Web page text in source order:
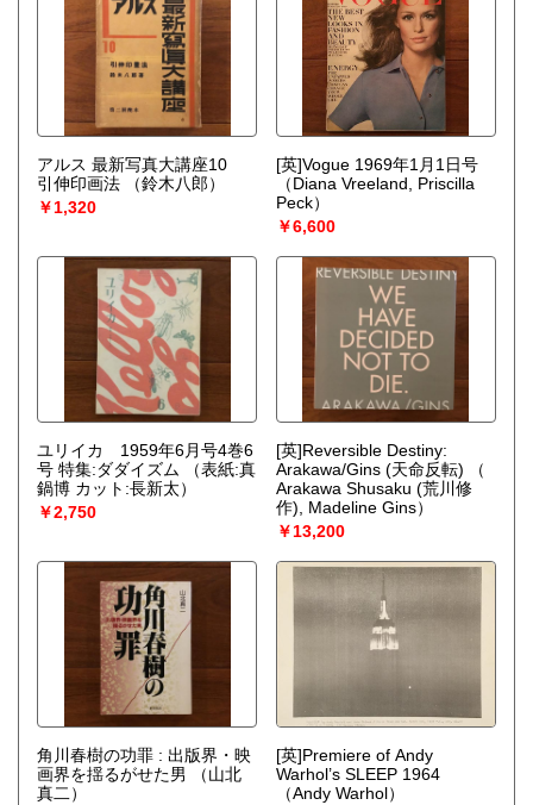
アルス 最新写真大講座10
引伸印画法
（鈴木八郎）
￥1,320
[英]Vogue 1969年1月1日号
（Diana Vreeland, Priscilla
Peck）
￥6,600
ユリイカ 1959年6月号4巻6
号 特集:ダダイズム
（表紙:真
鍋博 カット:長新太）
￥2,750
[英]Reversible Destiny:
Arakawa/Gins (天命反転)
（
Arakawa Shusaku (荒川修
作), Madeline Gins）
￥13,200
角川春樹の功罪 : 出版界・映
画界を揺るがせた男
（山北
真二）
[英]Premiere of Andy
Warhol’s SLEEP 1964
（Andy Warhol）